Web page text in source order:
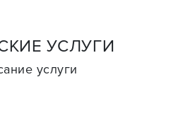
УСЛУГИ
услуги